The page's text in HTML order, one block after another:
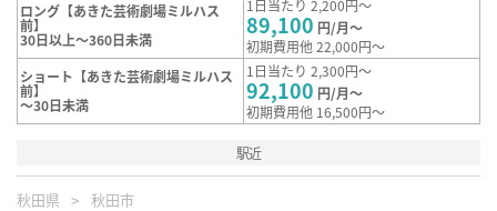
ロング【あきた芸術劇場ミルハス
前】
30日以上～360日未満
1日当たり 2,200円～
89,100 円/月～
初期費用他 22,000円～
ショート【あきた芸術劇場ミルハス
前】
～30日未満
1日当たり 2,300円～
92,100 円/月～
初期費用他 16,500円～
駅近
秋田県 秋田市